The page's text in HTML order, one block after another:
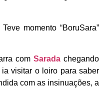
momento “BoruSara”
com Sarada chegando
visitar o loiro para saber
com as insinuações, a